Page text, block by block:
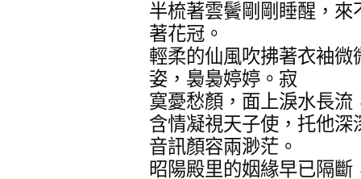
半梳著雲鬢剛剛睡醒，
著花冠。
輕柔的仙風吹拂著衣袖
姿，裊裊婷婷。寂
寞憂愁顏，面上淚水長
含情凝視天子使，托他
音訊顏容兩渺茫。
昭陽殿里的姻緣早已隔